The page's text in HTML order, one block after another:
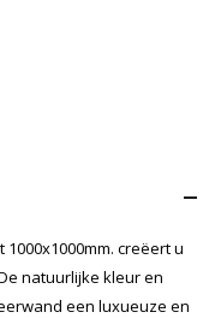
–
creëert u
natuurlijke kleur en
een luxueuze en